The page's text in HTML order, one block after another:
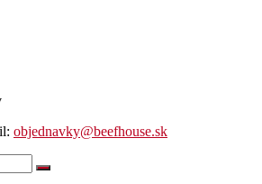
objednavky@beefhouse.sk